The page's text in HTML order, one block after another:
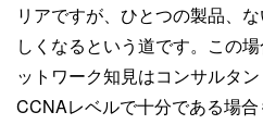
リアですが、ひとつの製品、
しくなるという道です。この
ットワーク知見はコンサルタ
CCNAレベルで十分である場合